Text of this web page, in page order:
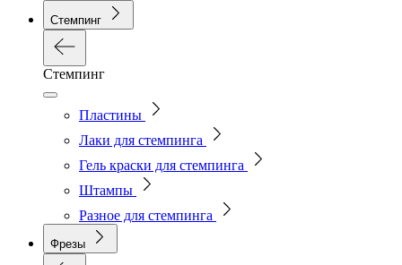
Стемпинг
Стемпинг
Пластины
Лаки для стемпинга
Гель краски для стемпинга
Штампы
Разное для стемпинга
Фрезы